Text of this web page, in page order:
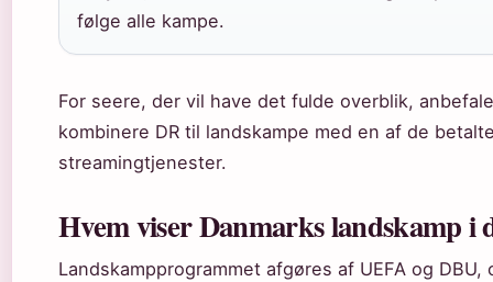
følge alle kampe.
For seere, der vil have det fulde overblik,
kombinere DR til landskampe med en af de
streamingtjenester.
Hvem viser Danmarks landskamp i
Landskampprogrammet afgøres af UEFA og DBU,